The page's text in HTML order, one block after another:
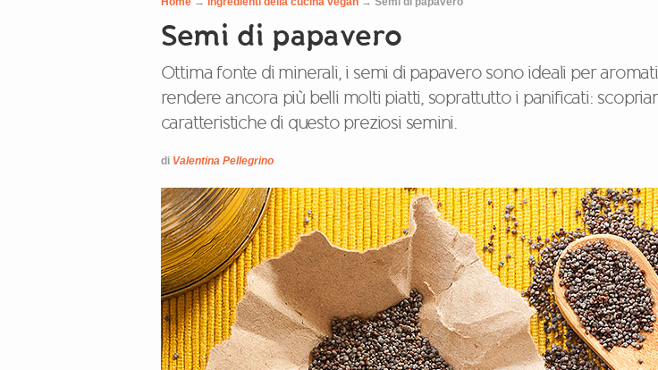
Semi di papavero
Ottima fonte di minerali, i semi di papavero sono ideali per
rendere ancora più belli molti piatti, soprattutto i panificati:
caratteristiche di questo preziosi semini.
di Valentina Pellegrino